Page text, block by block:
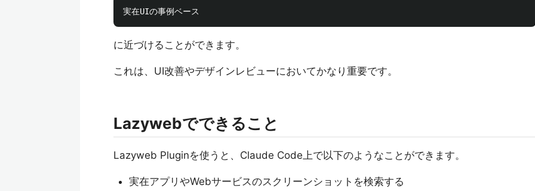
に近づけることができます。
これは、UI改善やデザインレビューにおいてかなり重要です。
Lazywebでできること
Lazyweb Pluginを使うと、Claude Code上で以下のようなことができます。
実在アプリやWebサービスのスクリーンショットを検索する